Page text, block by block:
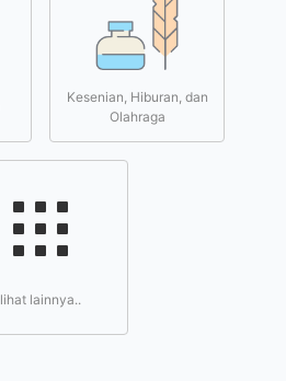
Kesenian, Hiburan, dan
Olahraga
lihat lainnya..